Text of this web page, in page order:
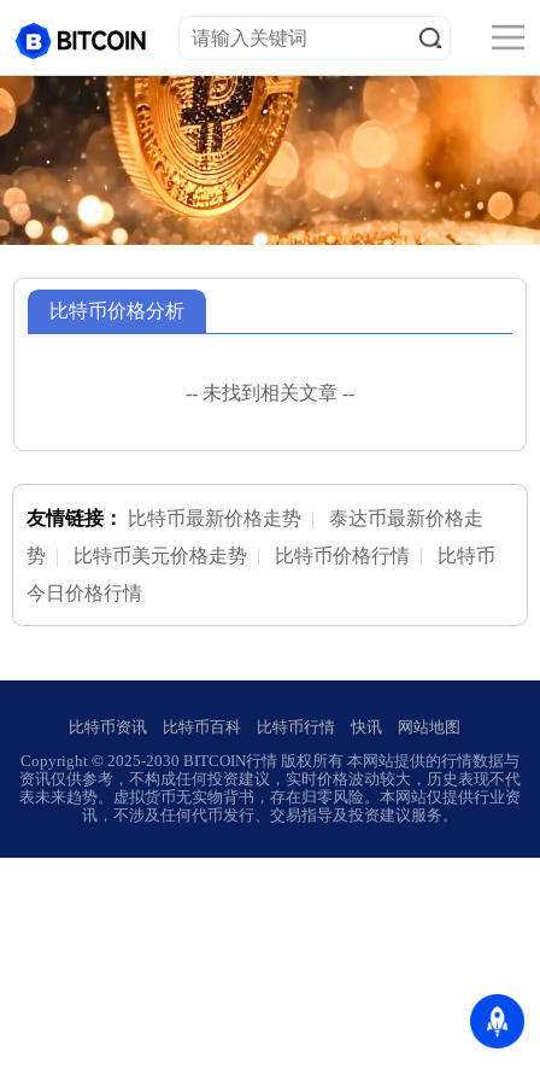
比特币价格分析
-- 未找到相关文章 --
友情链接： 比特币最新价格走势 |泰达币最新价格走
势 | 比特币美元价格走势 | 比特币价格行情 | 比特币
今日价格行情
比特币资讯 比特币百科 比特币行情 快讯 网站地图
Copyright © 2025-2030 BITCOIN行情 版权所有 本网站提供的行情数据与
资讯仅供参考，不构成任何投资建议，实时价格波动较大，历史表现不代
表未来趋势。虚拟货币无实物背书，存在归零风险。本网站仅提供行业资
讯，不涉及任何代币发行、交易指导及投资建议服务。